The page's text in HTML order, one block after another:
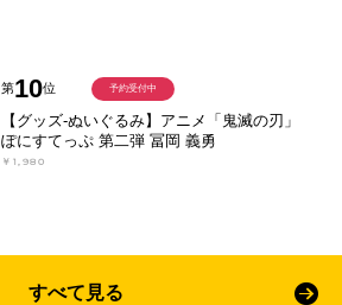
第10位
【グッズ-ぬいぐるみ】アニメ「鬼滅の刃」
ぽにすてっぷ 第二弾 冨岡 義勇
￥1,980
予約受付中
すべて見る